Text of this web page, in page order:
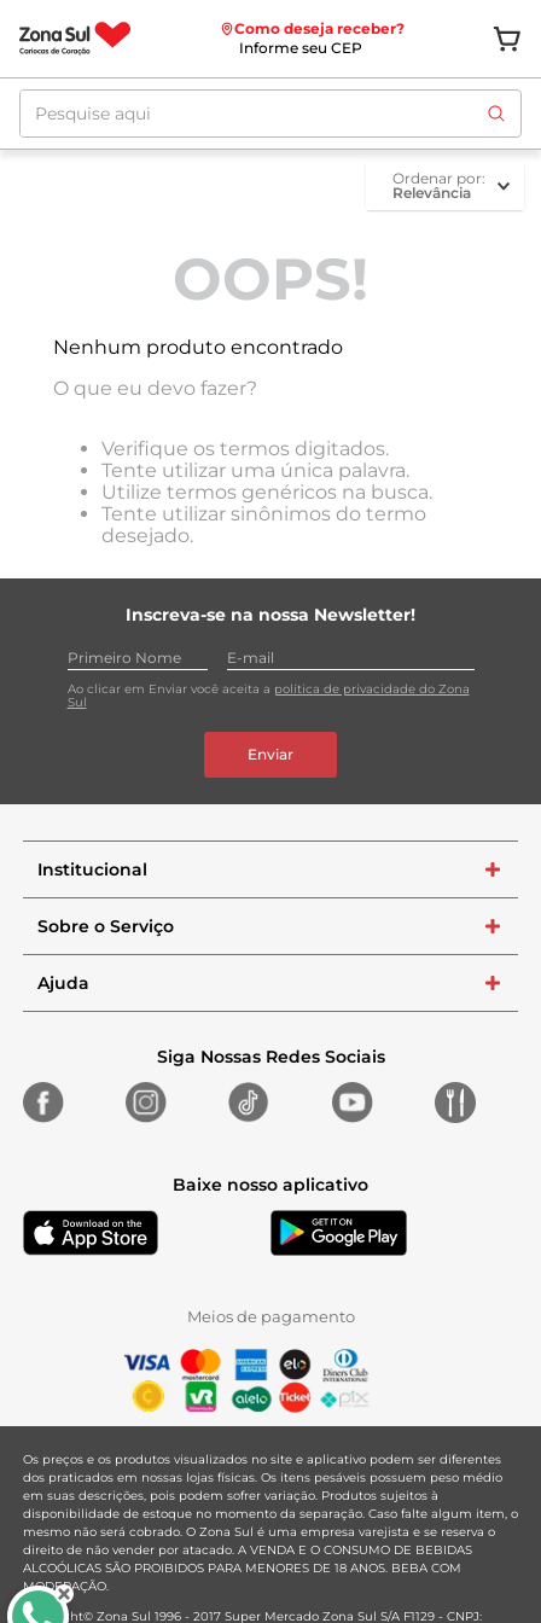
Como deseja receber?
Informe seu CEP
Pesquise aqui
ordenar por
Relevância
OOPS!
Nenhum produto encontrado
O que eu devo fazer?
Verifique os termos digitados.
Tente utilizar uma única palavra.
Utilize termos genéricos na busca.
Tente utilizar sinônimos do termo
desejado.
Inscreva-se na nossa Newsletter!
Ao clicar em Enviar você aceita a política de privacidade do Zona
Sul
Enviar
Institucional +
Sobre o Serviço +
Ajuda +
Siga Nossas Redes Sociais
Baixe nosso aplicativo
Meios de pagamento
Os preços e os produtos visualizados no site e aplicativo podem ser diferentes
dos praticados em nossas lojas físicas. Os itens pesáveis possuem peso médio
em suas descrições, pois podem sofrer variação. Produtos sujeitos à
disponibilidade de estoque no momento da separação. Caso falte algum item, o
mesmo não será cobrado. O Zona Sul é uma empresa varejista e se reserva o
direito de não vender por atacado. A VENDA E O CONSUMO DE BEBIDAS
ALCOÓLICAS SÃO PROIBIDOS PARA MENORES DE 18 ANOS. BEBA COM
MODERAÇÃO.
Copyright© Zona Sul 1996 - 2017 Super Mercado Zona Sul S/A F1129 - CNPJ: